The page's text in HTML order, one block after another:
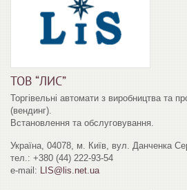
ТОВ “ЛИС”
Торгівельні автомати з виробництва та
(вендинг).
Встановлення та обслуговування.
Українa, 04078, м. Київ, вул. Данченка
тел.: +380 (44) 222-93-54
e-mail: LIS@lis.net.ua